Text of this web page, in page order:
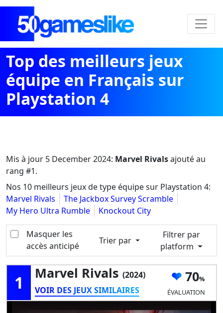
Top des meilleurs jeux
équipe en Français sur
Playstation 4
Mis à jour 5 December 2024: Marvel Rivalsajouté au
rang #1.
Nos 10 meilleurs jeux de type équipe sur Playstation 4:
Marvel Rivals
The Jackbox Survey Scramble
My Hero Ultra Rumble
Knockout City
Masquer les
accès anticipé
Trier par
Filtrer par
platform
1 Marvel Rivals (2024)
VOIR DES JEUX SIMILAIRES
70
ÉVALUATION